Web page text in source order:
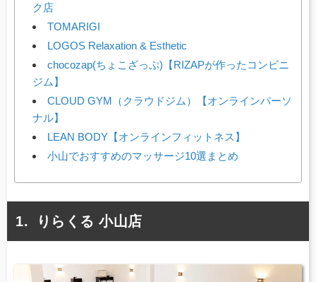
ク店
TOMARIGI
LOGOS Relaxation & Esthetic
chocozap(ちょこざっぷ)【RIZAPが作ったコンビニ
ジム】
CLOUD GYM（クラウドジム）【オンラインパーソ
ナル】
LEAN BODY【オンラインフィットネス】
小山でおすすめのマッサージ10選まとめ
りらくる 小山店